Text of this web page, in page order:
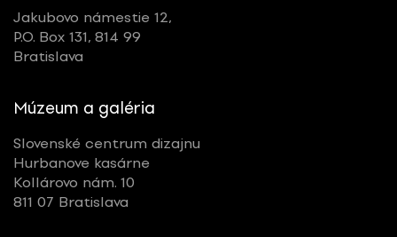
Jakubovo námestie 12,
P.O. Box 131, 814 99
Bratislava
Múzeum a galéria
Slovenské centrum dizajnu
Hurbanove kasárne
Kollárovo nám. 10
811 07 Bratislava